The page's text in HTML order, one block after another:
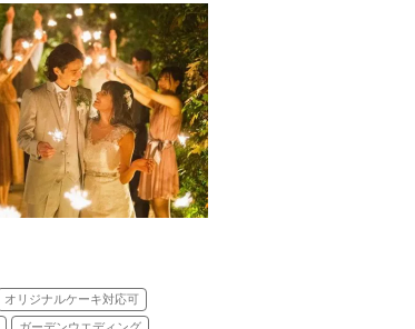
オリジナルケーキ対応可